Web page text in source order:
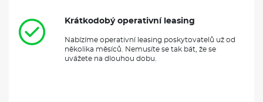
Krátkodobý operativní leasing
Nabízíme operativní leasing poskytovatelů už od
několika měsíců. Nemusíte se tak bát, že se
uvážete na dlouhou dobu.